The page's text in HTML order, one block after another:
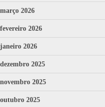
março 2026
fevereiro 2026
janeiro 2026
dezembro 2025
novembro 2025
outubro 2025